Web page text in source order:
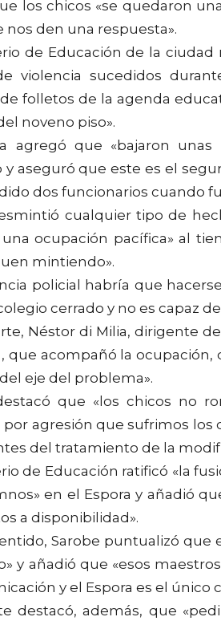
los chicos «se quedaron
nos den una respuesta».
de Educación de la
violencia sucedidos
folletos de la agenda
noveno piso».
agregó que «bajaron
y aseguró que este es el
dos funcionarios cuando
cualquier tipo de
ocupación pacífica» al
mintiendo».
policial habría que
cerrado y no es capaz
Néstor di Milia, dirigente
que acompañó la
eje del problema».
que «los chicos no
agresión que sufrimos los
del tratamiento de la
de Educación ratificó «la
en el Espora y añadió
a disponibilidad».
Sarobe puntualizó que
y añadió que «esos
y el Espora es el único
destacó, además, que